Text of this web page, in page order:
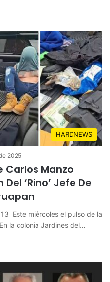
HARDNEWS
2025
Manzo
‘Rino’ Jefe De
Este miércoles el pulso de la
la colonia Jardines del…